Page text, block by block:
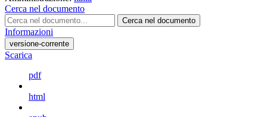
Cerca nel documento
Cerca nel documento
Informazioni
versione-corrente
Scarica
pdf
html